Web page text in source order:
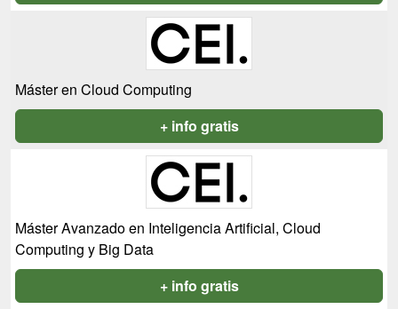
Máster en Cloud Computing
+ info gratis
Máster Avanzado en Inteligencia Artificial, Cloud
Computing y Big Data
+ info gratis